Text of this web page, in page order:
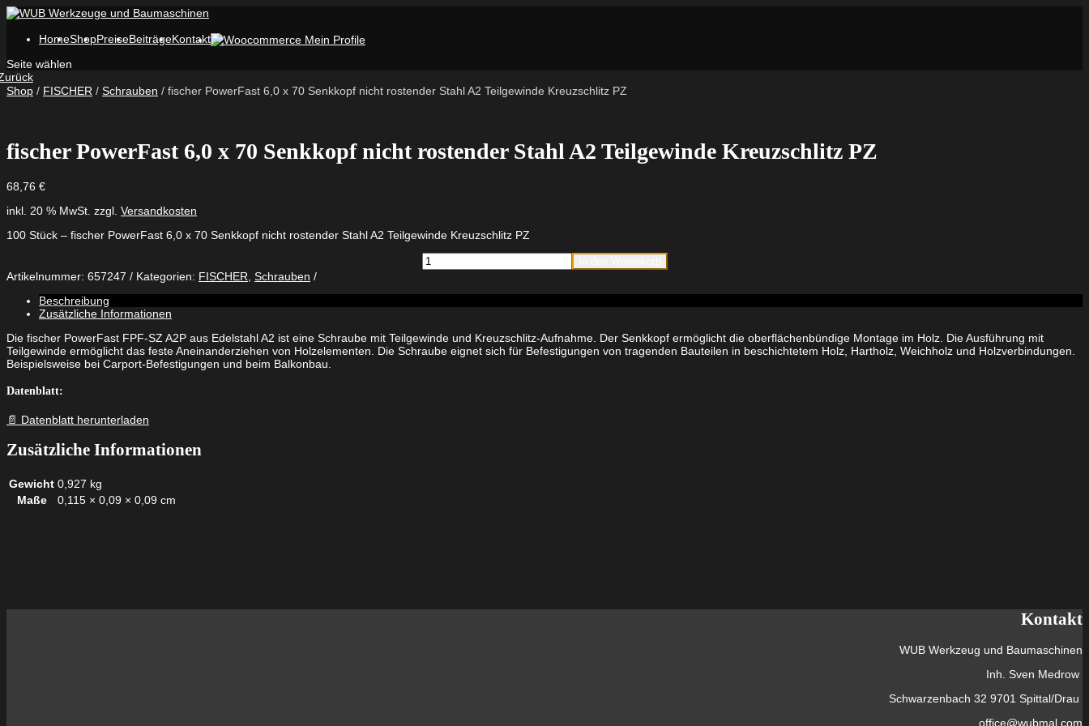
HomeShopPreiseBeiträgeKontakt
Seite wählen
Shop / FISCHER / Schrauben / fischer PowerFast 6,0 x 70 Senkkopf nicht rostender Stahl A2 Teilgewinde Kreuzschlitz PZ
fischer PowerFast 6,0 x 70 Senkkopf nicht rostender Stahl A2 Teilgewinde Kreuzschlitz PZ
68,76 €
inkl. 20 % MwSt. zzgl. Versandkosten
100 Stück – fischer PowerFast 6,0 x 70 Senkkopf nicht rostender Stahl A2 Teilgewinde Kreuzschlitz PZ
fischer
PowerFast
x
70
nicht
rostender
Artikelnummer: 657247 Kategorien: FISCHER Schrauben
Beschreibung
Zusätzliche Informationen
Die fischer PowerFast FPF-SZ A2P aus Edelstahl A2 ist eine Schraube mit Teilgewinde und Kreuzschlitz-Aufnahme. Der Senkkopf ermöglicht die oberflächenbündige Montage im Holz. Die Ausführung mit
Teilgewinde ermöglicht das feste Aneinanderziehen von Holzelementen. Die Schraube eignet sich für Befestigungen von tragenden Bauteilen in beschichtetem Holz, Hartholz, Weichholz und Holzverbindungen.
Beispielsweise bei Carport-Befestigungen und beim Balkonbau.
Datenblatt:
📄 Datenblatt herunterladen
Zusätzliche Informationen
Gewicht 0,927 kg
Maße
0,115 × 0,09 × 0,09 cm
Kontakt
WUB Werkzeug und Baumaschinen
Inh. Sven Medrow
Schwarzenbach 32 9701 Spittal/Drau
office@wubmal.com